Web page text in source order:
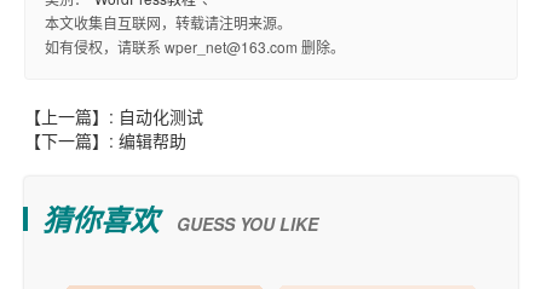
本文收集自互联网，转载请注明来源。
如有侵权，请联系 wper_net@163.com 删除。
【上一篇】: 自动化测试
【下一篇】: 编辑帮助
猜你喜欢 GUESS YOU LIKE